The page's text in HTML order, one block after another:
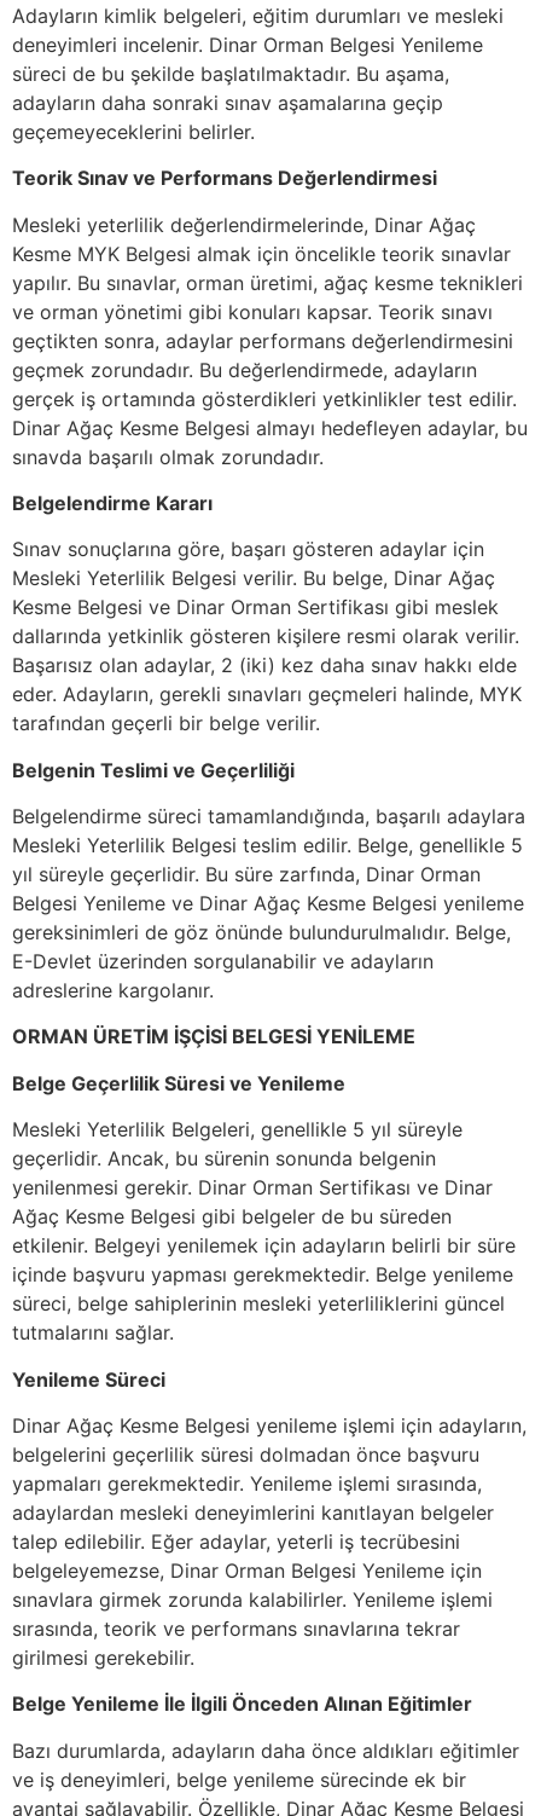
Adayların kimlik belgeleri, eğitim durumları ve mesleki
deneyimleri incelenir. Dinar Orman Belgesi Yenileme
süreci de bu şekilde başlatılmaktadır. Bu aşama,
adayların daha sonraki sınav aşamalarına geçip
geçemeyeceklerini belirler.
Teorik Sınav ve Performans Değerlendirmesi
Mesleki yeterlilik değerlendirmelerinde, Dinar Ağaç
Kesme MYK Belgesi almak için öncelikle teorik sınavlar
yapılır. Bu sınavlar, orman üretimi, ağaç kesme teknikleri
ve orman yönetimi gibi konuları kapsar. Teorik sınavı
geçtikten sonra, adaylar performans değerlendirmesini
geçmek zorundadır. Bu değerlendirmede, adayların
gerçek iş ortamında gösterdikleri yetkinlikler test edilir.
Dinar Ağaç Kesme Belgesi almayı hedefleyen adaylar, bu
sınavda başarılı olmak zorundadır.
Belgelendirme Kararı
Sınav sonuçlarına göre, başarı gösteren adaylar için
Mesleki Yeterlilik Belgesi verilir. Bu belge, Dinar Ağaç
Kesme Belgesi ve Dinar Orman Sertifikası gibi meslek
dallarında yetkinlik gösteren kişilere resmi olarak verilir.
Başarısız olan adaylar, 2 (iki) kez daha sınav hakkı elde
eder. Adayların, gerekli sınavları geçmeleri halinde, MYK
tarafından geçerli bir belge verilir.
Belgenin Teslimi ve Geçerliliği
Belgelendirme süreci tamamlandığında, başarılı adaylara
Mesleki Yeterlilik Belgesi teslim edilir. Belge, genellikle 5
yıl süreyle geçerlidir. Bu süre zarfında, Dinar Orman
Belgesi Yenileme ve Dinar Ağaç Kesme Belgesi yenileme
gereksinimleri de göz önünde bulundurulmalıdır. Belge,
E-Devlet üzerinden sorgulanabilir ve adayların
adreslerine kargolanır.
ORMAN ÜRETİM İŞÇİSİ BELGESİ YENİLEME
Belge Geçerlilik Süresi ve Yenileme
Mesleki Yeterlilik Belgeleri, genellikle 5 yıl süreyle
geçerlidir. Ancak, bu sürenin sonunda belgenin
yenilenmesi gerekir. Dinar Orman Sertifikası ve Dinar
Ağaç Kesme Belgesi gibi belgeler de bu süreden
etkilenir. Belgeyi yenilemek için adayların belirli bir süre
içinde başvuru yapması gerekmektedir. Belge yenileme
süreci, belge sahiplerinin mesleki yeterliliklerini güncel
tutmalarını sağlar.
Yenileme Süreci
Dinar Ağaç Kesme Belgesi yenileme işlemi için adayların,
belgelerini geçerlilik süresi dolmadan önce başvuru
yapmaları gerekmektedir. Yenileme işlemi sırasında,
adaylardan mesleki deneyimlerini kanıtlayan belgeler
talep edilebilir. Eğer adaylar, yeterli iş tecrübesini
belgeleyemezse, Dinar Orman Belgesi Yenileme için
sınavlara girmek zorunda kalabilirler. Yenileme işlemi
sırasında, teorik ve performans sınavlarına tekrar
girilmesi gerekebilir.
Belge Yenileme İle İlgili Önceden Alınan Eğitimler
Bazı durumlarda, adayların daha önce aldıkları eğitimler
ve iş deneyimleri, belge yenileme sürecinde ek bir
avantaj sağlayabilir. Özellikle, Dinar Ağaç Kesme Belgesi